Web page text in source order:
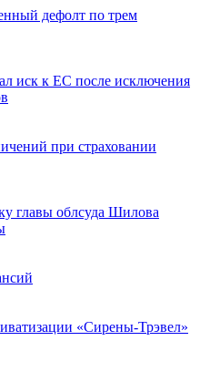
дефолт по трем
иск к ЕС после исключения
при страховании
главы облсуда Шилова
«Сирены-Трэвел»